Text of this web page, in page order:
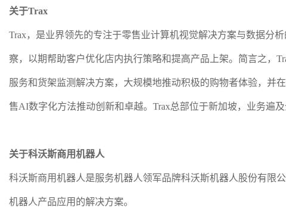
关于Trax
Trax，是业界领先的专注于零售业计算机视觉解决方案与数据分
察，以期帮助客户优化店内执行策略和提高产品上架。简言之，
服务和货架监测解决方案，大规模地推动积极的购物者体验，并
售AI数字化方法推动创新和卓越。Trax总部位于新加坡，业务遍
关于科沃斯商用机器人
科沃斯商用机器人是服务机器人领军品牌科沃斯机器人股份有限
机器人产品应用的解决方案。